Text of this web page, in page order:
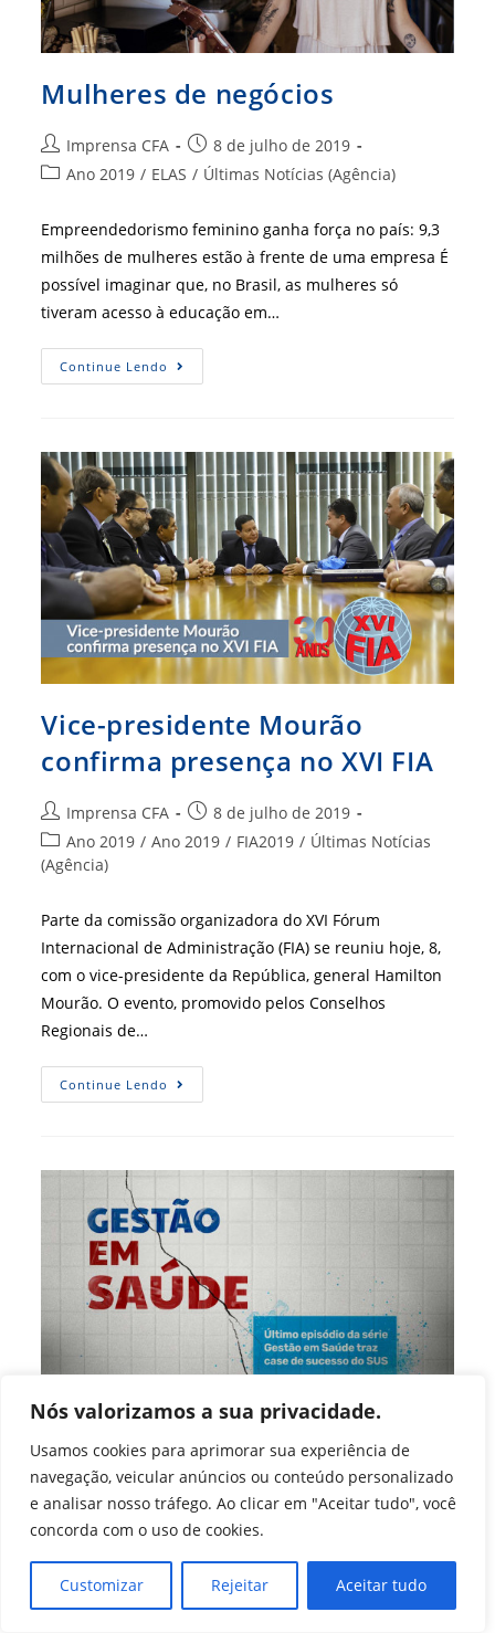
Nós valorizamos a sua privacidade.
Usamos cookies para aprimorar sua experiência de
navegação, veicular anúncios ou conteúdo personalizado
e analisar nosso tráfego. Ao clicar em "Aceitar tudo", você
concorda com o uso de cookies.
Customizar Rejeitar Aceitar tudo
Mulheres de negócios
Autor
do
Imprensa CFA
Post
publicado:
8 de julho de 2019
Categoria
post:
Ano 2019 / ELAS / Últimas Notícias (Agência)
Empreendedorismo feminino ganha força no país: 9,3
milhões de mulheres estão à frente de uma empresa É
possível imaginar que, no Brasil, as mulheres só
tiveram acesso à educação em…
Continue Lendo Mulheres
De
Vice-presidente Mourão
confirma presença no XVI FIA
Autor
do
post:
Imprensa CFA
Post
publicado:
8 de julho de 2019
Categoria
do
Ano 2019 / Ano 2019 / FIA2019 / Últimas Notícias
(Agência)
Parte da comissão organizadora do XVI Fórum
Internacional de Administração (FIA) se reuniu hoje, 8,
com o vice-presidente da República, general Hamilton
Mourão. O evento, promovido pelos Conselhos
Regionais de…
Continue Lendo Vice-
Presidente
XVI
FIA
Excelência no SUS
Autor
do
post:
Imprensa CFA
publicado:
5 de julho de 2019
Categoria
post:
Ano 2019 / Últimas Notícias (Agência)
O Sistema Único de Saúde, SUS, é responsável pelo
atendimento de cerca de 70% da população, segundo